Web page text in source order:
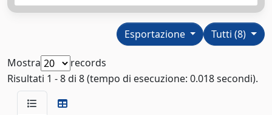
Tutti (8)
Esportazione
Mostra
records
Risultati 1 - 8 di 8 (tempo di esecuzione: 0.018 secondi).